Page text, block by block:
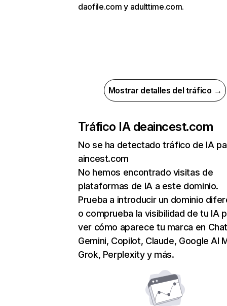
daofile.com y adulttime.com.
Mostrar detalles del tráfico →
Tráfico IA deaincest.com
No se ha detectado tráfico de IA
aincest.com
No hemos encontrado visitas de
plataformas de IA a este dominio.
Prueba a introducir un dominio
o comprueba la visibilidad de tu IA
ver cómo aparece tu marca en
Gemini, Copilot, Claude, Google AI
Grok, Perplexity y más.